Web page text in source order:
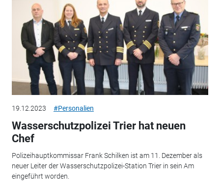
19.12.2023 #Personalien
Wasserschutzpolizei Trier hat neuen
Chef
Polizeihauptkommissar Frank Schilken ist am 11. Dezember als
neuer Leiter der Wasserschutzpolizei-Station Trier in sein Am
eingeführt worden.